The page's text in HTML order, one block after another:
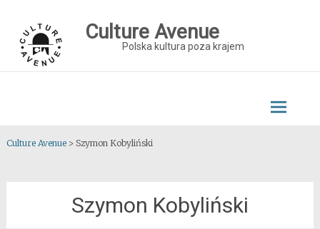
content
Culture Avenue
Polska kultura poza krajem
Culture Avenue> Szymon Kobyliński
Szymon Kobyliński